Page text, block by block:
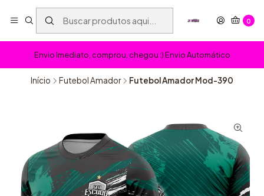
0
Envio Imediato, comprou, chegou :) Envio Automático
Início Futebol Amador Futebol Amador Mod-390